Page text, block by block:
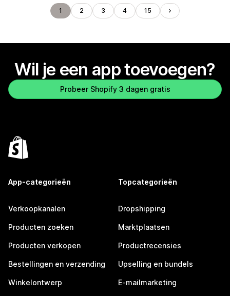
1 2 3 4 15
Wil je een app toevoegen?
Probeer Shopify 3 dagen gratis
App-categorieën
Verkoopkanalen
Producten zoeken
Producten verkopen
Bestellingen en verzending
Winkelontwerp
Topcategorieën
Dropshipping
Marktplaatsen
Productrecensies
Upselling en bundels
E-mailmarketing